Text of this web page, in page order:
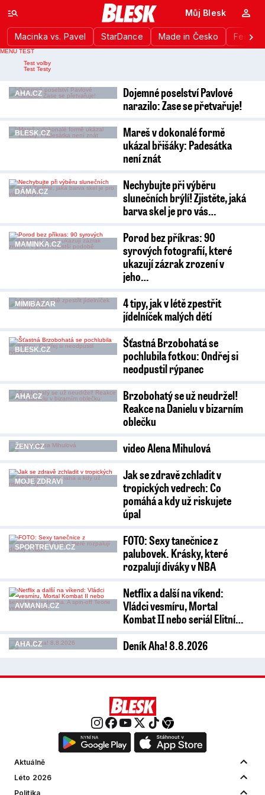
Macinka vs. Pavel StarDance Made in Česko
Můj Blesk
Nahlášení chyby
MENU TEST
Test volby
Test Testy
AHA.CZ
Dojemné poselství Pavlové
narazilo: Zase se přetvařuje!
BLESK.CZ
Mareš v dokonalé formě
ukázal břišáky: Padesátka
není znát
DÁMA.CZ
Nechybujte při výběru
slunečních brýlí! Zjistěte, jaká
barva skel je pro vás…
MAMINKA.CZ
Porod bez příkras: 90
syrových fotografií, které
ukazují zázrak zrození v
jeho…
MIMIBAZAR
4 tipy, jak v létě zpestřit
jídelníček malých dětí
BLESK.CZ
Šťastná Brzobohatá se
pochlubila fotkou: Ondřej si
neodpustil rýpanec
AHA.CZ
Brzobohatý se už neudržel!
Reakce na Danielu v bizarním
oblečku
ŽENY.CZ video Alena Mihulová
MOJE ZDRAVÍ
Jak se zdravě zchladit v
tropických vedrech: Co
pomáhá a kdy už riskujete
úpal
SPORTREVUE.CZ
FOTO: Sexy tanečnice z
palubovek. Krásky, které
rozpalují diváky v NBA
AVMANIA.CZ
Netflix a další na víkend:
Vládci vesmíru, Mortal
Kombat II nebo seriál Elitní…
AHA.CZ Deník Aha! 8.8.2026
Aktuálně
Léto 2026
Politika